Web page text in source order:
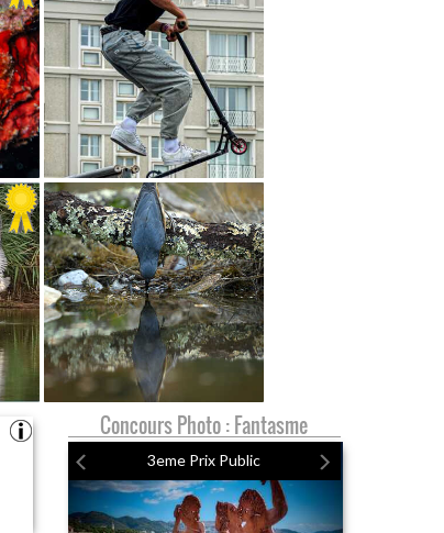
Concours Photo : Fantasme
3eme Prix Public